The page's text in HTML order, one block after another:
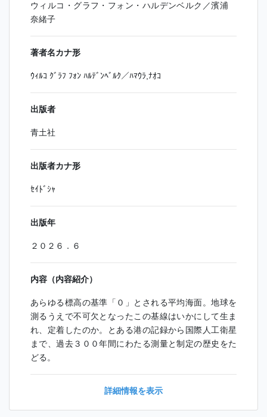
ウィルコ・グラフ・フォン・ハルデンベルク／濱浦
奈緒子
著者名カナ形
ｳｨﾙｺ ｸﾞﾗﾌ ﾌｫﾝ ﾊﾙﾃﾞﾝﾍﾞﾙｸ／ﾊﾏｳﾗ,ﾅｵｺ
出版者
青土社
出版者カナ形
ｾｲﾄﾞｼｬ
出版年
２０２６．６
内容（内容紹介）
あらゆる標高の基準「０」とされる平均海面。地球を
測るうえで不可欠となったこの基線はいかにして生ま
れ、定着したのか。とある港の記録から国際人工衛星
まで、過去３００年間にわたる測量と制定の歴史をた
どる。
詳細情報を表示